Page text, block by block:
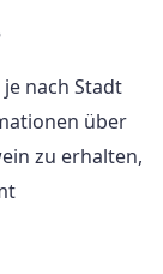
nach Stadt
über
zu erhalten,